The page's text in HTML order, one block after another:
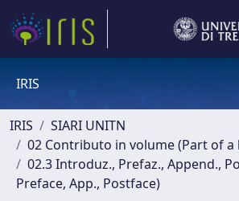
IRIS
IRIS
SIARI UNITN
02 Contributo in volume (Part of a
02.3 Introduz., Prefaz., Append.,
Preface, App., Postface)